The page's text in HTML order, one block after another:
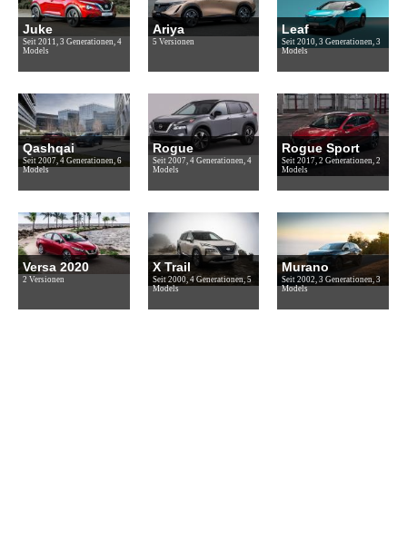
Juke
Seit 2011, 3 Generationen, 4
Models
Ariya
5 Versionen
Leaf
Seit 2010, 3 Generationen, 3
Models
Qashqai
Seit 2007, 4 Generationen, 6
Models
Rogue
Seit 2007, 4 Generationen, 4
Models
Rogue Sport
Seit 2017, 2 Generationen, 2
Models
Versa 2020
2 Versionen
X Trail
Seit 2000, 4 Generationen, 5
Models
Murano
Seit 2002, 3 Generationen, 3
Models